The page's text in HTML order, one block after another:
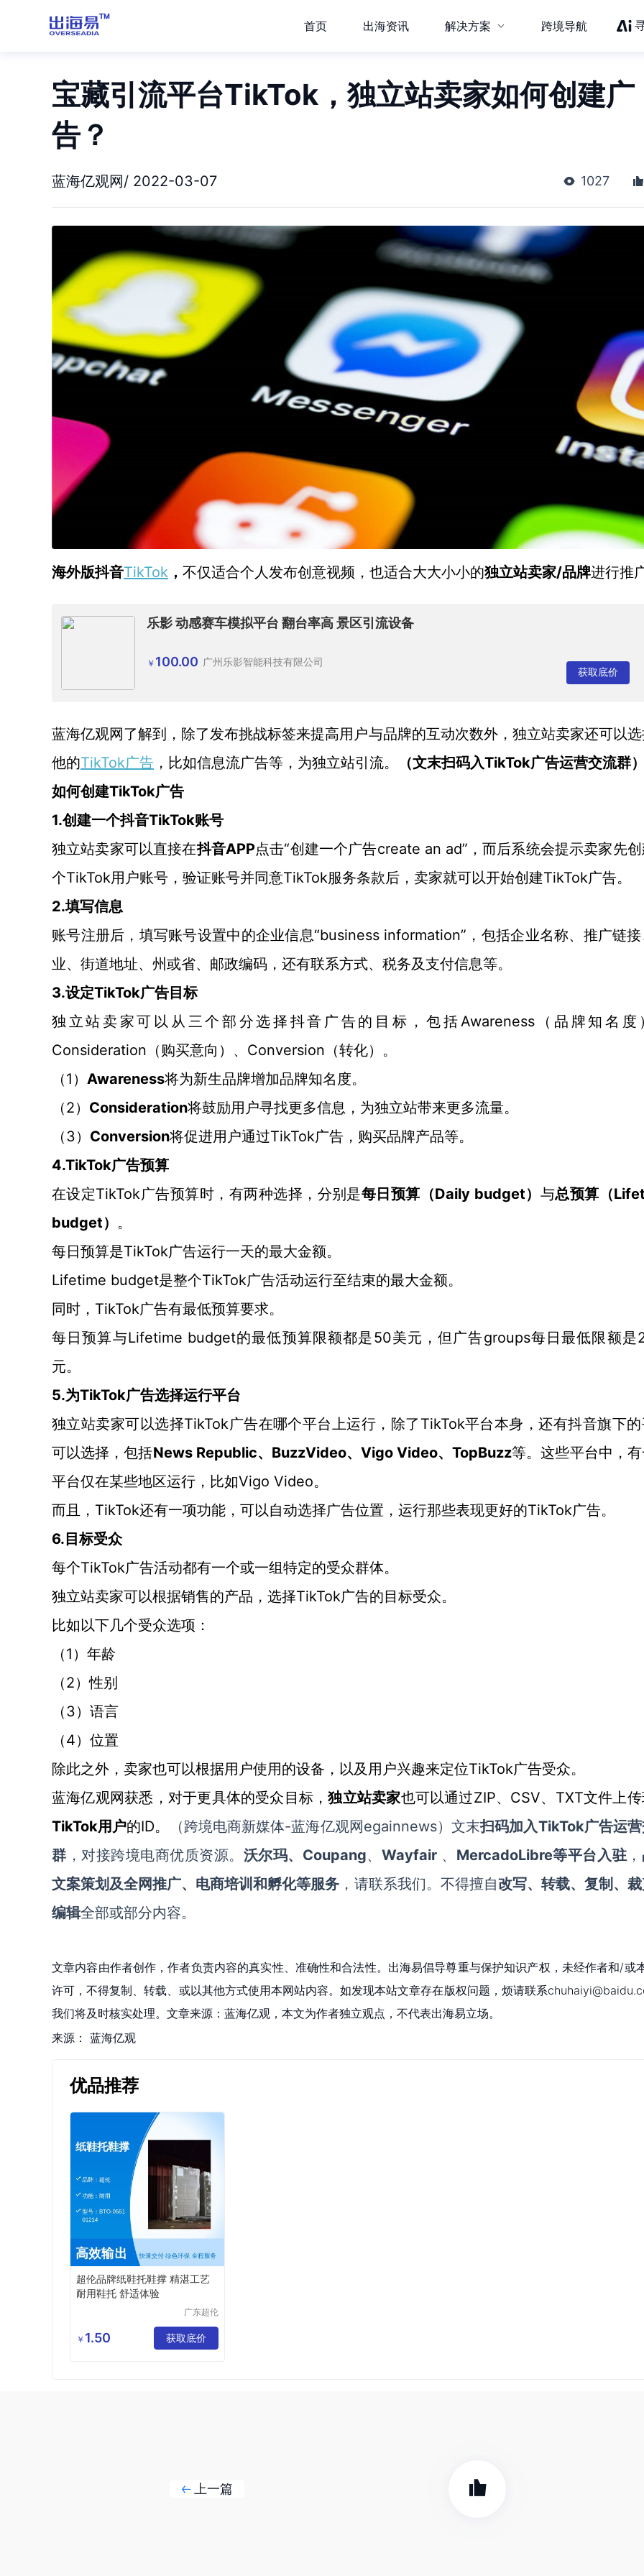
首页 出海资讯 解决方案 跨境导航
宝藏引流平台TikTok，独立站卖家如何创建广
告？
蓝海亿观网/ 2022-03-07 1027
海外版抖音TikTok ， 不仅适合个人发布创意视频，也适合大大小小的独立站卖家/品牌进行推
乐影 动感赛车模拟平台 翻台率高 景区引流设备
￥ 100.00 广州乐影智能科技有限公司
获取底价
蓝海亿观网了解到，除了发布挑战标签来提高用户与品牌的互动次数外，独立站卖家还可以
他的TikTok广告 ，比如信息流广告等，为独立站引流。 （文末扫码入TikTok广告运营交流群
如何创建TikTok广告
1.创建一个抖音TikTok账号
独立站卖家可以直接在抖音APP点击“创建一个广告create an ad”，而后系统会提示卖家先
个TikTok用户账号，验证账号并同意TikTok服务条款后，卖家就可以开始创建TikTok广告。
2.填写信息
账号注册后，填写账号设置中的企业信息“business information”，包括企业名称、推广链
业、街道地址、州或省、邮政编码，还有联系方式、税务及支付信息等。
3.设定TikTok广告目标
独立站卖家可以从三个部分选择抖音广告的目标，包括Awareness（品牌知名度
Consideration（购买意向）、Conversion（转化）。
（1 ） Awareness将为新生品牌增加品牌知名度。
（2） Consideration将鼓励用户寻找更多信息，为独立站带来更多流量。
（3） Conversion将促进用户通过TikTok广告，购买品牌产品等。
4.TikTok广告预算
在设定TikTok广告预算时，有两种选择，分别是每日预算（Daily budget） 与总预算（
budget）
。
每日预算是TikTok广告运行一天的最大金额。
Lifetime budget是整个TikTok广告活动运行至结束的最大金额。
同时， TikTok广告有最低预算要求。
每日预算与Lifetime budget的最低预算限额都是50美元，但广告groups每日最低限额是
元。
5.为TikTok广告选择运行平台
独立站卖家可以选择TikTok广告在哪个平台上运行，除了TikTok平台本身，还有抖音旗下
可以选择，包括News Republic、BuzzVideo、Vigo Video、TopBuzz等。这些平台中，
平台仅在某些地区运行，比如Vigo Video。
而且， TikTok还有一项功能，可以自动选择广告位置，运行那些表现更好的TikTok广告。
6. 目标受众
每个TikTok广告活动都有一个或一组特定的受众群体。
独立站卖家可以根据销售的产品，选择TikTok广告的目标受众。
比如以下几个受众选项：
（1 ）年龄
（2）性别
（3）语言
（4）位置
除此之外，卖家也可以根据用户使用的设备，以及用户兴趣来定位TikTok广告受众。
蓝海亿观网获悉，对于更具体的受众目标，独立站卖家也可以通过ZIP、CSV、TXT文件上
TikTok用户的ID。 （跨境电商新媒体-蓝海亿观网egainnews）文末扫码加入TikTok广告运营
群 ，对接跨境电商优质资源。 沃尔玛、 Coupang、 Wayfair 、 MercadoLibre等平台入驻 ，
文案策划及全网推广、电商培训和孵化等服务 ，请联系我们。不得擅自改写、转载、复制、
编辑全部或部分内容。
文章内容由作者创作，作者负责内容的真实性、准确性和合法性。出海易倡导尊重与保护知识产权，未经作者和/或
许可，不得复制、转载、或以其他方式使用本网站内容。如发现本站文章存在版权问题，烦请联系
我们将及时核实处理。文章来源：蓝海亿观，本文为作者独立观点，不代表出海易立场。
来源： 蓝海亿观
优品推荐
超伦品牌纸鞋托鞋撑 精湛工艺
耐用鞋托 舒适体验
广东超伦
公司
￥ 1.50 获取底价
上一篇